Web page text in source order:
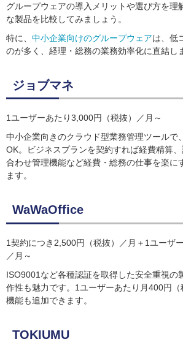
グループウェアの導入メリットや選び方を理
な製品を比較してみましょう。
特に、 中小企業向けのグループウェアは、低
のが多く、経理・総務の業務効率化に直結し
ジョブマネ
1ユーザーあたり3,000円（税抜）／月～
中小企業向きのクラウド型業務管理ツールで
OK。ビジネスプランを契約すれば経費精算
合わせ管理機能など経費・総務の仕事を楽に
ます。
WaWaOffice
1契約につき2,500円（税抜）／月＋1ユーザ
／月～
ISO9001など各種認証を取得した安全重視の
作性も魅力です。1ユーザーあたり月400円
機能も追加できます。
TOKIUMU